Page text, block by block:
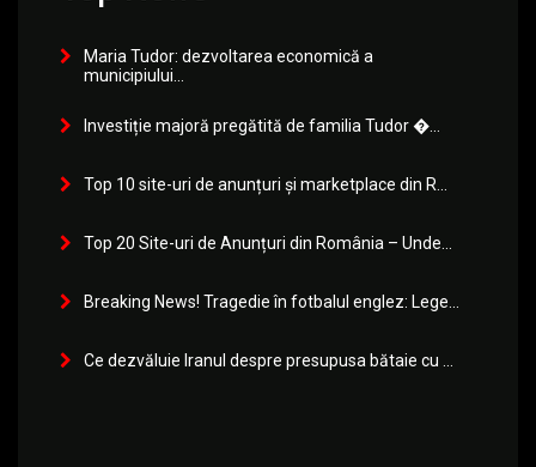
Maria Tudor: dezvoltarea economică a
municipiului...
Investiție majoră pregătită de familia Tudor �...
Top 10 site-uri de anunțuri și marketplace din R...
Top 20 Site-uri de Anunțuri din România – Unde...
Breaking News! Tragedie în fotbalul englez: Lege...
Ce dezvăluie Iranul despre presupusa bătaie cu ...